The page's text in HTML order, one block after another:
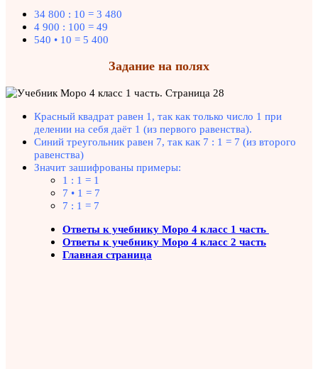
34 800 : 10 = 3 480
4 900 : 100 = 49
540 • 10 = 5 400
Задание на полях
Красный квадрат равен 1, так как только число 1 при
делении на себя даёт 1 (из первого равенства).
Синий треугольник равен 7, так как 7 : 1 = 7 (из второго
равенства)
Значит зашифрованы примеры:
1 : 1 = 1
7 • 1 = 7
7 : 1 = 7
Ответы к учебнику Моро 4 класс 1 часть
Ответы к учебнику Моро 4 класс 2 часть
Главная страница